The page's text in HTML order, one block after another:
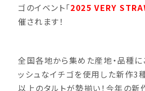
ゴのイベント「2025 VERY
催されます！
全国各地から集めた産地・品種に
ッシュなイチゴを使用した新作3
以上のタルトが勢揃い！今年の新